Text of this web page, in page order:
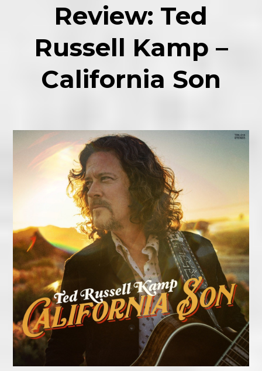
Review: Ted
Russell Kamp –
California Son